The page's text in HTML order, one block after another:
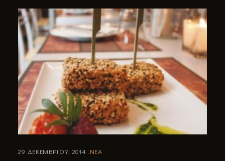
29 ΔΕΚΕΜΒΡΙΟΥ, 2014 ΝΕΑ